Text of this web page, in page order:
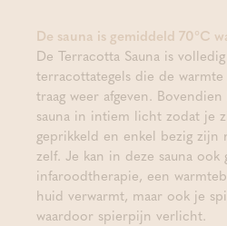
De sauna is gemiddeld 70°C
De Terracotta Sauna is
terracottategels die de
traag weer afgeven.
sauna in intiem licht zodat je
geprikkeld en enkel bezig zijn
zelf. Je kan in deze sauna ook
infaroodtherapie, een
huid verwarmt, maar ook je
waardoor spierpijn verlicht.